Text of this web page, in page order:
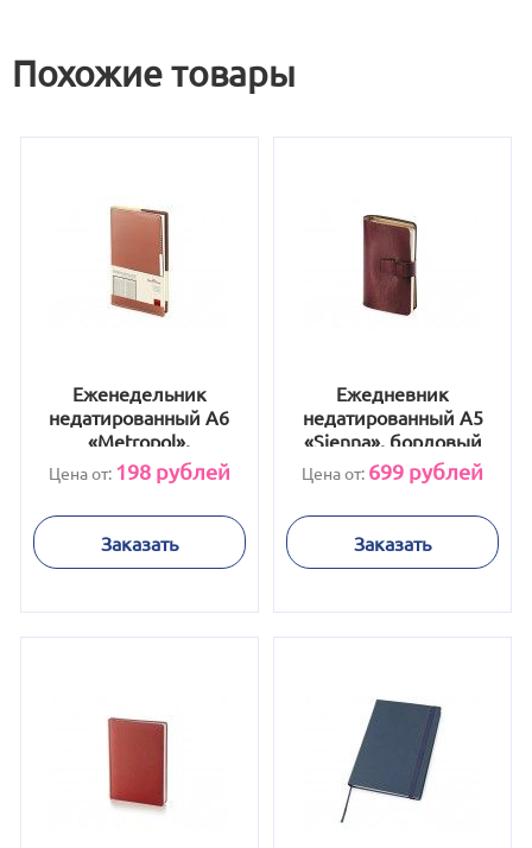
Похожие товары
Еженедельник
недатированный А6
«Metropol»,
коричневый
Цена от: 198рублей
Заказать
Ежедневник
недатированный А5
«Sienna», бордовый
Цена от: 699 рублей
Заказать